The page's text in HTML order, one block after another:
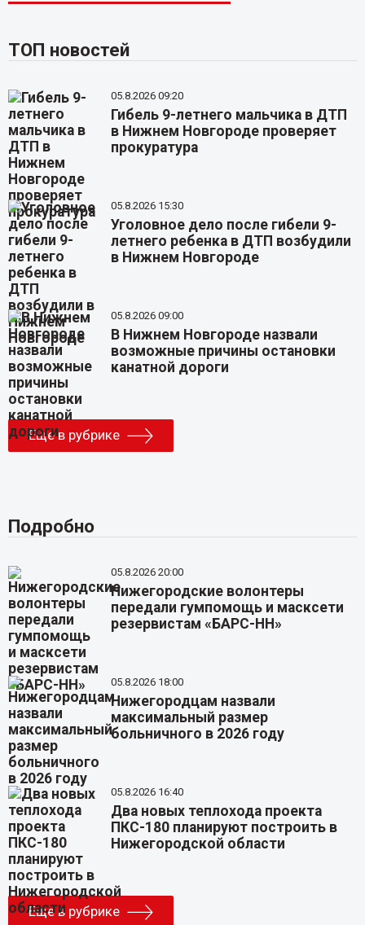
ТОП новостей
05.8.2026 09:20
Гибель 9-летнего мальчика в ДТП
в Нижнем Новгороде проверяет
прокуратура
05.8.2026 15:30
Уголовное дело после гибели 9-
летнего ребенка в ДТП возбудили
в Нижнем Новгороде
05.8.2026 09:00
В Нижнем Новгороде назвали
возможные причины остановки
канатной дороги
Еще в рубрике
Подробно
05.8.2026 20:00
Нижегородские волонтеры
передали гумпомощь и масксети
резервистам «БАРС-НН»
05.8.2026 18:00
Нижегородцам назвали
максимальный размер
больничного в 2026 году
05.8.2026 16:40
Два новых теплохода проекта
ПКС-180 планируют построить в
Нижегородской области
Еще в рубрике